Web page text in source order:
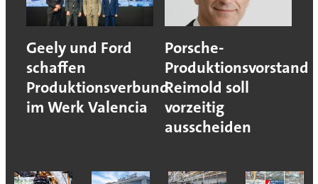
Geely und Ford
schaffen
Produktionsverbund
im Werk Valencia
Porsche-
Produktionsvorstand
Reimold soll
vorzeitig
ausscheiden